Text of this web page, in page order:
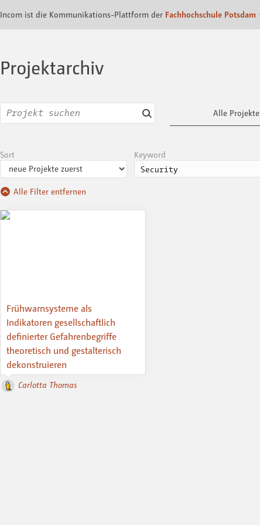
Incom ist die Kommunikations-Plattform der Fachhochschule Potsdam
Projektarchiv
Alle Projekte
Sort Keyword
Alle Filter entfernen
Frühwarnsysteme als
Indikatoren gesellschaftlich
definierter Gefahrenbegriffe
theoretisch und gestalterisch
dekonstruieren
Carlotta Thomas